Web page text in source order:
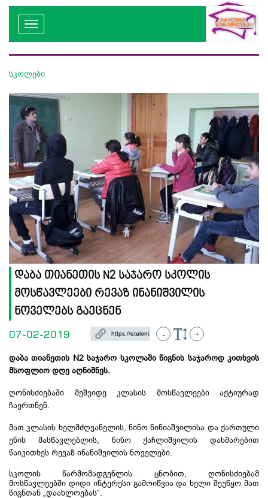
სკოლები
დაბა თიანეთის N2 საჯარო სკოლის
მოსწავლეები რევაზ ინანიშვილის
ნოველებს გაეცნენ
07-02-2019 - +
დაბა თიანეთის N2 საჯარო სკოლაშიწიგნის საჯაროდ კითხვის
მსოფლიო დღე აღნიშნეს.
ღონისძიებაში მეშვიდე კლასის მოსწავლეები აქტიურად
ჩაერთნენ.
მათ კლასის ხელმძღვანელის, ნინო ნინიაშვილისა და ქართული
ენის მასწავლებლის, ნინო ქაჩლიშვილის დახმარებით
წაიკითხეს რევაზ ინანიშვილის ნოველები.
სკოლის წარმომადგენლის ცნობით, ღონისძიებამ
მოსწავლეებში დიდი ინტერესი გამოიწვია და ხელი შეუწყო მათ
წიგნთან „დაახლოებას“.